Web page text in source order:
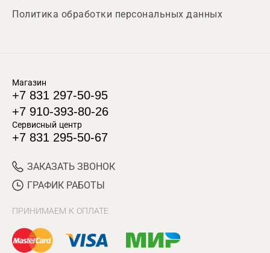
Политика обработки персональных данных
Магазин
+7 831 297-50-95
+7 910-393-80-26
Сервисный центр
+7 831 295-50-67
ЗАКАЗАТЬ ЗВОНОК
ГРАФИК РАБОТЫ
ПРИНИМАЕМ К ОПЛАТЕ